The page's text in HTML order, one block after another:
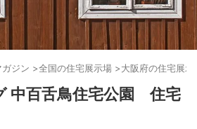
ジン >全国の住宅展示場 >大阪府の住宅展示
中百舌鳥住宅公園 住宅